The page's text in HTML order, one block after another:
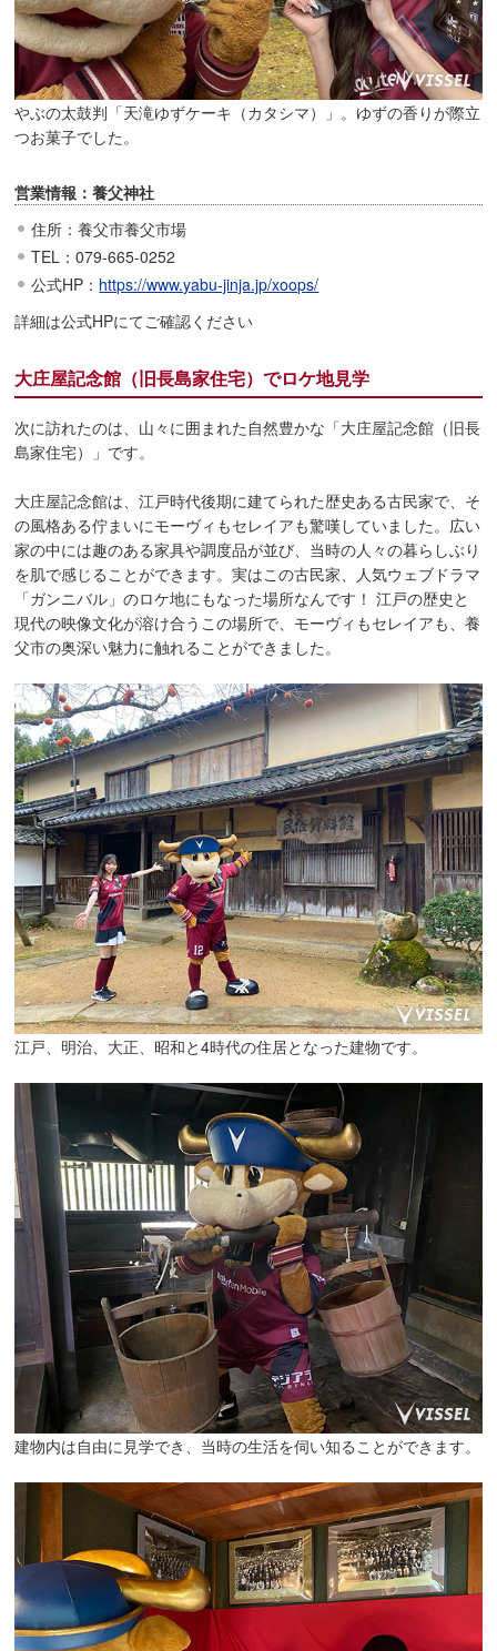
やぶの太鼓判「天滝ゆずケーキ（カタシマ）」。ゆずの香りが際立
つお菓子でした。
営業情報：養父神社
住所：養父市養父市場
TEL：079-665-0252
公式HP： https://www.yabu-jinja.jp/xoops/
詳細は公式HPにてご確認ください
大庄屋記念館（旧長島家住宅）でロケ地見学
次に訪れたのは、山々に囲まれた自然豊かな「大庄屋記念館（旧長
島家住宅）」です。
大庄屋記念館は、江戸時代後期に建てられた歴史ある古民家で、そ
の風格ある佇まいにモーヴィもセレイアも驚嘆していました。広い
家の中には趣のある家具や調度品が並び、当時の人々の暮らしぶり
を肌で感じることができます。実はこの古民家、人気ウェブドラマ
「ガンニバル」のロケ地にもなった場所なんです！ 江戸の歴史と
現代の映像文化が溶け合うこの場所で、モーヴィもセレイアも、養
父市の奥深い魅力に触れることができました。
江戸、明治、大正、昭和と4時代の住居となった建物です。
建物内は自由に見学でき、当時の生活を伺い知ることができます。